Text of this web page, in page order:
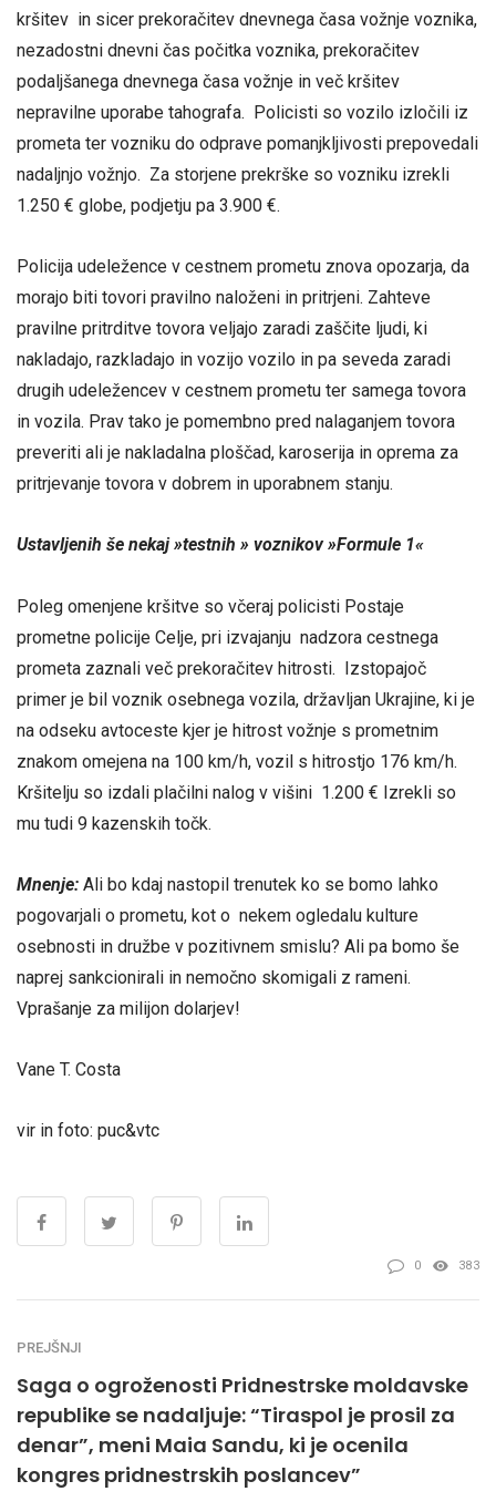
kršitev in sicer prekoračitev dnevnega časa vožnje voznika,
nezadostni dnevni čas počitka voznika, prekoračitev
podaljšanega dnevnega časa vožnje in več kršitev
nepravilne uporabe tahografa. Policisti so vozilo izločili iz
prometa ter vozniku do odprave pomanjkljivosti prepovedali
nadaljnjo vožnjo. Za storjene prekrške so vozniku izrekli
1.250 € globe, podjetju pa 3.900 €.
Policija udeležence v cestnem prometu znova opozarja, da
morajo biti tovori pravilno naloženi in pritrjeni. Zahteve
pravilne pritrditve tovora veljajo zaradi zaščite ljudi, ki
nakladajo, razkladajo in vozijo vozilo in pa seveda zaradi
drugih udeležencev v cestnem prometu ter samega tovora
in vozila. Prav tako je pomembno pred nalaganjem tovora
preveriti ali je nakladalna ploščad, karoserija in oprema za
pritrjevanje tovora v dobrem in uporabnem stanju.
Ustavljenih še nekaj »testnih » voznikov »Formule 1«
Poleg omenjene kršitve so včeraj policisti Postaje
prometne policije Celje, pri izvajanju nadzora cestnega
prometa zaznali več prekoračitev hitrosti. Izstopajoč
primer je bil voznik osebnega vozila, državljan Ukrajine, ki je
na odseku avtoceste kjer je hitrost vožnje s prometnim
znakom omejena na 100 km/h, vozil s hitrostjo 176 km/h.
Kršitelju so izdali plačilni nalog v višini 1.200 € Izrekli so
mu tudi 9 kazenskih točk.
Mnenje: Ali bo kdaj nastopil trenutek ko se bomo lahko
pogovarjali o prometu, kot o nekem ogledalu kulture
osebnosti in družbe v pozitivnem smislu? Ali pa bomo še
naprej sankcionirali in nemočno skomigali z rameni.
Vprašanje za milijon dolarjev!
Vane T. Costa
vir in foto: puc&vtc
0 383
PREJŠNJI
Saga o ogroženosti Pridnestrske moldavske
republike se nadaljuje: “Tiraspol je prosil za
denar”, meni Maia Sandu, ki je ocenila
kongres pridnestrskih poslancev”